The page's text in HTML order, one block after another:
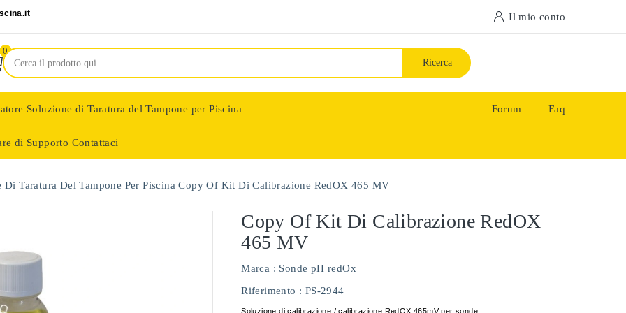
Il mio conto
0
Ricerca
Soluzione di Taratura del Tampone per Piscina
di Supporto Contattaci
Forum Faq
Di Taratura Del Tampone Per Piscina Copy Of Kit Di Calibrazione RedOX 465 MV
Copy Of Kit Di Calibrazione RedOX
465 MV
Marca : Sonde pH redOx
Riferimento : PS-2944
Soluzione di calibrazione / calibrazione RedOX 465mV per sonde